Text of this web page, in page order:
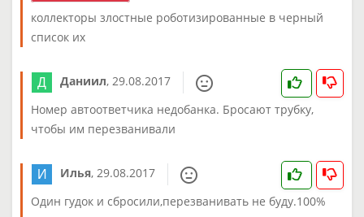
коллекторы злостные роботизированные в черный
список их
Даниил, 29.08.2017
Номер автоответчика недобанка. Бросают трубку,
чтобы им перезванивали
Илья, 29.08.2017
Один гудок и сбросили,перезванивать не буду.100%